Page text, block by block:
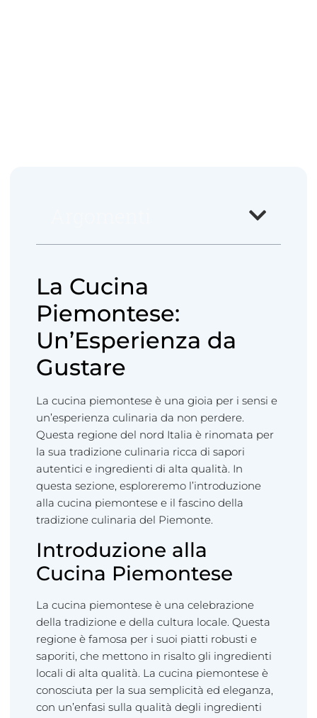
La Cucina
Piemontese:
Un’Esperienza da
Gustare
La cucina piemontese è una gioia per i sensi e
un’esperienza culinaria da non perdere.
Questa regione del nord Italia è rinomata per
la sua tradizione culinaria ricca di sapori
autentici e ingredienti di alta qualità. In
questa sezione, esploreremo l’introduzione
alla cucina piemontese e il fascino della
tradizione culinaria del Piemonte.
Introduzione alla
Cucina Piemontese
La cucina piemontese è una celebrazione
della tradizione e della cultura locale. Questa
regione è famosa per i suoi piatti robusti e
saporiti, che mettono in risalto gli ingredienti
locali di alta qualità. La cucina piemontese è
conosciuta per la sua semplicità ed eleganza,
con un’enfasi sulla qualità degli ingredienti